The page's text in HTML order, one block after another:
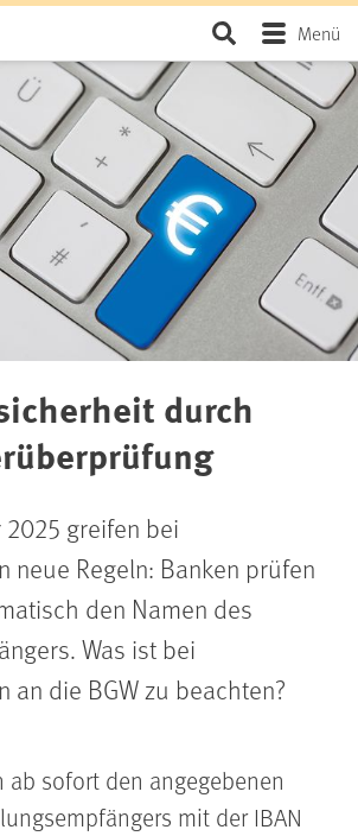
springen SeiteMenü
durch
greifen bei
neue Regeln: Banken prüfen
den Namen des
Was ist bei
an die BGW zu beachten?
ab sofort den angegebenen
mit der IBAN